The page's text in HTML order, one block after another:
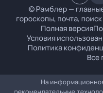
© Рамблер —
гороскопы, почта,
Полная версия
Условия
Политика
Все
На